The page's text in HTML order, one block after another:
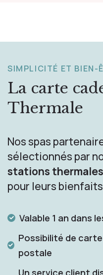
SIMPLICITÉ ET BIEN-
La carte
Thermale
Nos spas
sélectionnés par
stations
pour leurs
Valable 1 an dans
Possibilité de
postale
Un service client